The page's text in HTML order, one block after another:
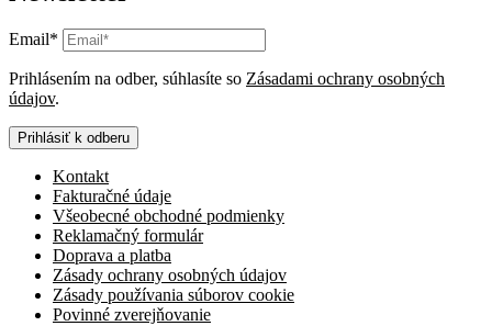
Email*
Prihlásením na odber, súhlasíte so Zásadami ochrany osobných
údajov.
Prihlásiť k odberu
Kontakt
Fakturačné údaje
Všeobecné obchodné podmienky
Reklamačný formulár
Doprava a platba
Zásady ochrany osobných údajov
Zásady používania súborov cookie
Povinné zverejňovanie